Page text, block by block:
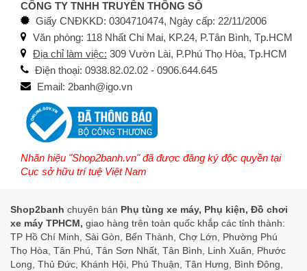
CÔNG TY TNHH TRUYỀN THÔNG SỐ
Giấy CNĐKKD: 0304710474, Ngày cấp: 22/11/2006
Văn phòng: 118 Nhất Chi Mai, KP.24, P.Tân Bình, Tp.HCM
Địa chỉ làm việc: 309 Vườn Lài, P.Phú Thọ Hòa, Tp.HCM
Điện thoại: 0938.82.02.02 - 0906.644.645
Email: 2banh@igo.vn
Nhãn hiệu "Shop2banh.vn" đã được đăng ký độc quyền tại
Cục sở hữu trí tuệ Việt Nam
Shop2banh chuyên bán Phụ tùng xe máy, Phụ kiện, Đồ chơi
xe máy TPHCM, giao hàng trên toàn quốc khắp các tỉnh thành:
TP Hồ Chí Minh, Sài Gòn, Bến Thành, Chợ Lớn, Phường Phú
Thọ Hòa, Tân Phú, Tân Sơn Nhất, Tân Bình, Linh Xuân, Phước
Long, Thủ Đức, Khánh Hội, Phú Thuận, Tân Hưng, Bình Đông,